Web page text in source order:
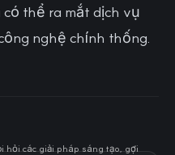
thể ra mắt dịch vụ
nghệ chính thống.
hỏi các giải pháp sáng tạo, gợi